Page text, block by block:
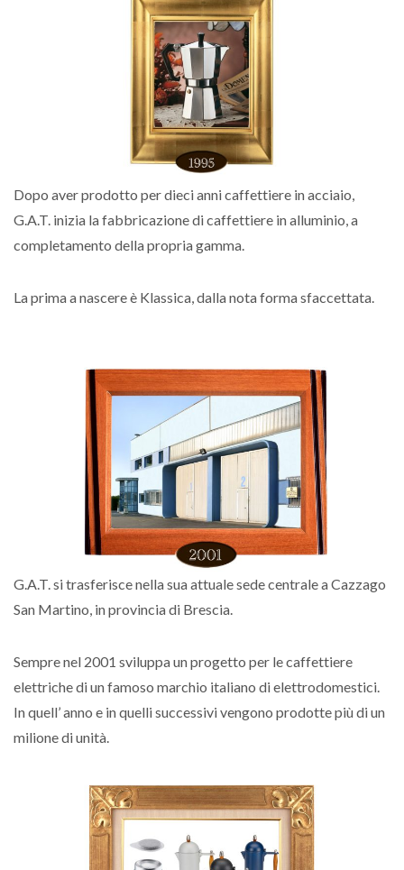
Dopo aver prodotto per dieci anni caffettiere in acciaio,
G.A.T. inizia la fabbricazione di caffettiere in alluminio, a
completamento della propria gamma.
La prima a nascere è Klassica, dalla nota forma sfaccettata.
G.A.T. si trasferisce nella sua attuale sede centrale a Cazzago
San Martino, in provincia di Brescia.
Sempre nel 2001 sviluppa un progetto per le caffettiere
elettriche di un famoso marchio italiano di elettrodomestici.
In quell’ anno e in quelli successivi vengono prodotte più di un
milione di unità.